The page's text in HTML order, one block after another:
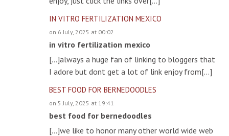
IN VITRO FERTILIZATION MEXICO
on 6 July, 2025 at 00:02
in vitro fertilization mexico
[…]always a huge fan of linking to bloggers that
I adore but dont get a lot of link enjoy from[…]
BEST FOOD FOR BERNEDOODLES
on 5 July, 2025 at 19:41
best food for bernedoodles
[…]we like to honor many other world wide web